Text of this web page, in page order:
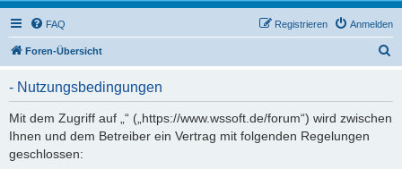
FAQ Anmelden
Registrieren
Foren-Übersicht
- Nutzungsbedingungen
Mit dem Zugriff auf „“ („https://www.wssoft.de/forum“) wird zwischen
Ihnen und dem Betreiber ein Vertrag mit folgenden Regelungen
geschlossen: